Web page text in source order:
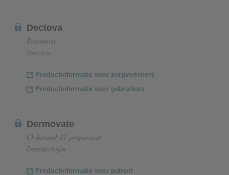
Dectova
Zanamivir
Vaccins
Productinformatie voor zorgverleners
Productinformatie voor gebruikers
Dermovate
Clobetasol-17-propionaat
Dermatologie
Productinformatie voor patient